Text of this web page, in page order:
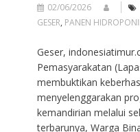
02/06/2026
GESER, PANEN
Geser,
Pemasyarakatan
membuktikan
menyelenggarakan
kemandirian melalui
terbarunya, Warga